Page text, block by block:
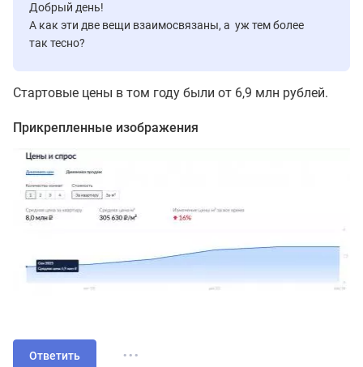
Добрый день!
А как эти две вещи взаимосвязаны, а уж тем более
так тесно?
Стартовые цены в том году были от 6,9 млн рублей.
Прикрепленные изображения
Ответить ...